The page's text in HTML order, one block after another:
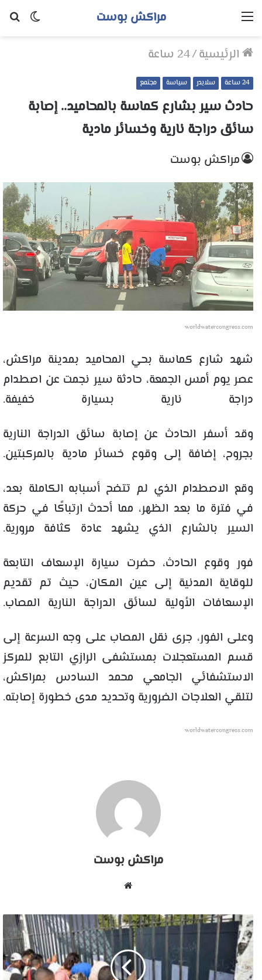
الوضع
مراكش بوست القائمة
الرئيسية/24 ساعة
24 ساعة سلايدر سياسة مجتمع
حادث سير بشارع كماسة بالمحاميد.. إصابة
سائق دراجة نارية وخسائر مادية
مراكش بوست
worldwatercongress.com
شهد شارع كماسة بحي المحاميد بمدينة مراكش،
عصر يوم أمس الجمعة، حادثة سير نجمت عن اصطدام
دراجة نارية بسيارة خفيفة.
وقد أسفر الحادث عن إصابة سائق الدراجة النارية
بجروح، إضافة إلى وقوع خسائر مادية بالمركبتين.
وقع الاصطدام الذي لم تتضح أسبابه الكاملة بعد،
في فترة ما بعد الظهر، مما أحدث ارتباكًا في حركة
السير بالشارع الذي يشهد عادة كثافة مرورية.
فور وقوع الحادث، حضرت سيارة الإسعاف التابعة
للوقاية المدنية إلى عين المكان، حيث تم تقديم
الإسعافات الأولية لسائق الدراجة النارية المصاب.
وعلى الفور، جرى نقل المصاب على وجه السرعة إلى
قسم المستعجلات بمستشفى الرازي التابع للمركز
الاستشفائي الجامعي محمد السادس بمراكش،
لتلقي العلاجات الضرورية وتحديد مدى خطورة إصابته.
worldwatercongress.com
مراكش بوست